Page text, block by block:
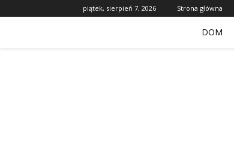
piątek, sierpień 7, 2026 Strona główna
DOM